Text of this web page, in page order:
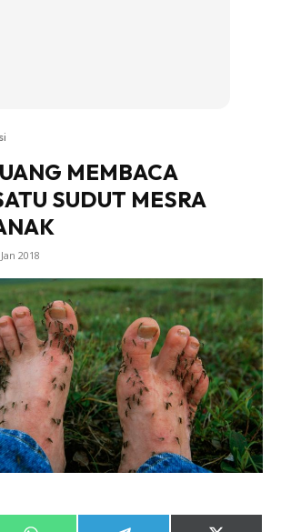
Makan
Design
MEMBACA
SUDUT MESRA
2018